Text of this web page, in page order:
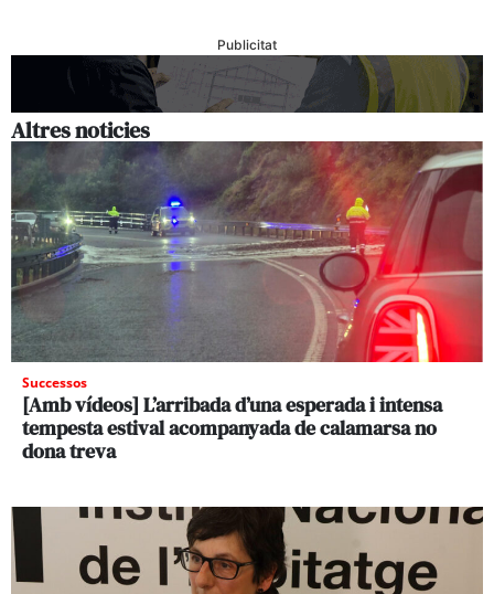
Publicitat
Altres noticies
Successos
[Amb vídeos] L’arribada d’una esperada i intensa
tempesta estival acompanyada de calamarsa no
dona treva